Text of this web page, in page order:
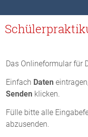
Das Onlineformular für
Einfach Daten eintragen,
Senden klicken.
Fülle bitte alle
abzusenden.